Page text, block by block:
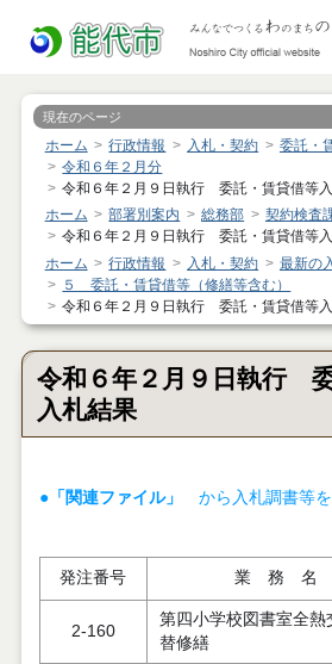
現在のページ
ホーム 行政情報 入札・契約
委託・
令和６年２月分
令和６年２月９日執行 委託・賃貸借等
ホーム
部署別案内 総務部
契約検査
令和６年２月９日執行 委託・賃貸借等
ホーム
行政情報 入札・契約
最新の
５ 委託・賃貸借等（修繕等含む）
令和６年２月９日執行 委託・賃貸借等
令和６年２月９日執行
入札結果
●「関連ファイル」 から入札調書等
発注番号 業 務 名
2-160
第四小学校図書室全熱
替修繕